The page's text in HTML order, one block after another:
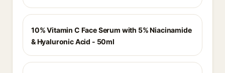
10% Vitamin C Face Serum with 5% Niacinamide
& Hyaluronic Acid - 50ml